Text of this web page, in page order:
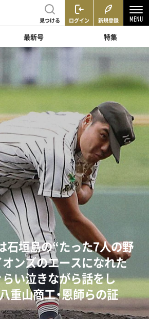
見つける ログイン 新規登録
最新号 特集
石垣島の“たった7人の野
ンズのエースになれた
らい泣きながら話をし
重山商工・恩師らの証
拭せよ」ミハイロ・ペト
目する3人の日本人指導
蔵さんは新潟で…」【イ
んの天才」阪神タイガー
無双”のルーツを徹底解
代恩師が語るマニアッ
？《常葉橘高校》